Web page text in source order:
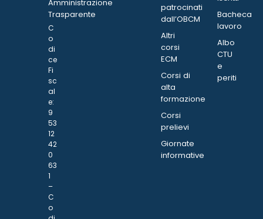
Amministrazione
Trasparente
C
o
di
ce
Fi
sc
al
e:
9
53
12
42
0
63
1
–
C
o
patrocinati
dall’OBCM
Altri
corsi
ECM
Corsi di
alta
formazione
Corsi
prelievi
Giornate
informative
Bacheca
lavoro
Albo
CTU
e
periti